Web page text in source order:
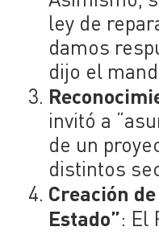
ley de
damos
dijo el
invitó a
de un
distintos
Creación
Estado”: El